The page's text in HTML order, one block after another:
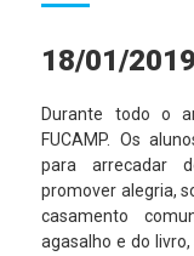
18/01/2019
Durante todo o
FUCAMP. Os
para arrecadar
promover alegria,
casamento
agasalho e do